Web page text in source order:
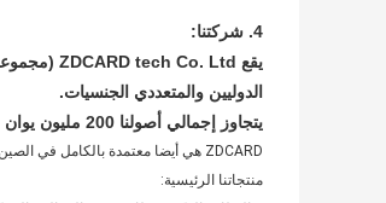
4. شركتنا:
الدوليين والمتعددي الجنسيات.
يتجاوز إجمالي أصولنا 200 مليون يوان ، ومنذ ذلك الحين قمنا بشراء منتزهنا الفائق التكنولوجيا بمساحة 30،000 متر مربع.
ZDCARD هي أيضا معتمدة بالكامل في الصين للإنتاج الصناعي.
منتجاتنا الرئيسية: